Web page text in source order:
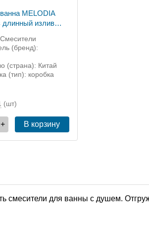
MELODIA
длинный излив
(бренд):
(страна): Китай
(тип): коробка
(шт)
+ В корзину
смесители для ванны с душем.